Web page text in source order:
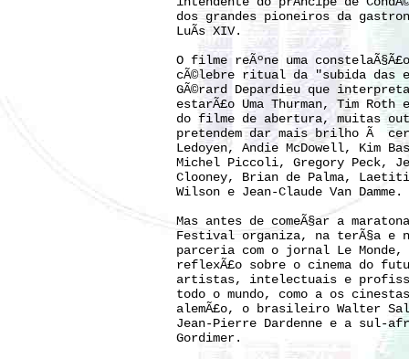
dos grandes pioneiros da
LuÃ­s XIV.
O filme reÃºne uma
cÃ©lebre ritual da "subida das
GÃ©rard Depardieu que
estarÃ£o Uma Thurman, Tim
do filme de abertura, muitas
pretendem dar mais brilho Ã
Ledoyen, Andie McDowell, Kim
Michel Piccoli, Gregory Peck,
Clooney, Brian de Palma,
Wilson e Jean-Claude Van Damme.
Mas antes de comeÃ§ar a
Festival organiza, na terÃ§a e
parceria com o jornal Le Monde,
reflexÃ£o sobre o cinema do
artistas, intelectuais e
todo o mundo, como a os
alemÃ£o, o brasileiro Walter
Jean-Pierre Dardenne e a sul-
Gordimer.